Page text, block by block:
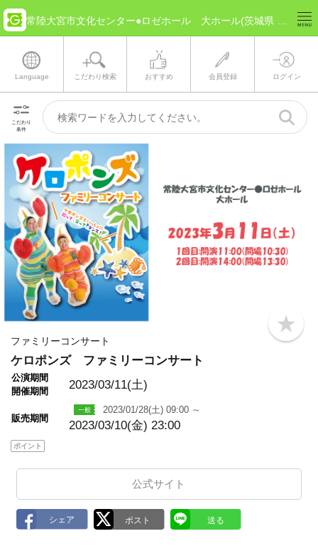
Language こだわり検索 おすすめ 会員登録 ログイン
こだわり
条件
b
o
ファミリーコンサート
ケロポンズ ファミリーコンサート
公演期間
開催期間
2023/03/11(土)
販売期間
2023/01/28(土) 09:00 ～
2023/03/10(金) 23:00
ポイント
公式サイト